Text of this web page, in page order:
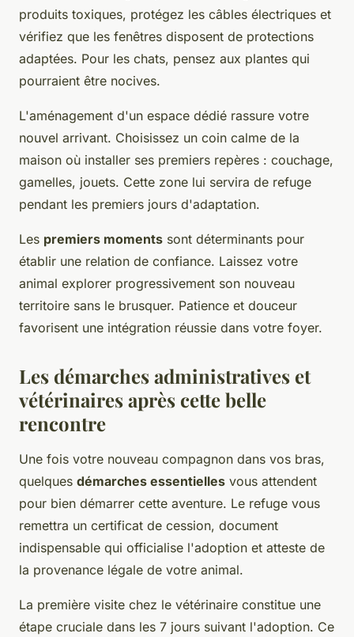
produits toxiques, protégez les câbles électriques et
vérifiez que les fenêtres disposent de protections
adaptées. Pour les chats, pensez aux plantes qui
pourraient être nocives.
L'aménagement d'un espace dédié rassure votre
nouvel arrivant. Choisissez un coin calme de la
maison où installer ses premiers repères : couchage,
gamelles, jouets. Cette zone lui servira de refuge
pendant les premiers jours d'adaptation.
Les premiers moments sont déterminants pour
établir une relation de confiance. Laissez votre
animal explorer progressivement son nouveau
territoire sans le brusquer. Patience et douceur
favorisent une intégration réussie dans votre foyer.
Les démarches administratives et
vétérinaires après cette belle
rencontre
Une fois votre nouveau compagnon dans vos bras,
quelques démarches essentielles vous attendent
pour bien démarrer cette aventure. Le refuge vous
remettra un certificat de cession, document
indispensable qui officialise l'adoption et atteste de
la provenance légale de votre animal.
La première visite chez le vétérinaire constitue une
étape cruciale dans les 7 jours suivant l'adoption. Ce